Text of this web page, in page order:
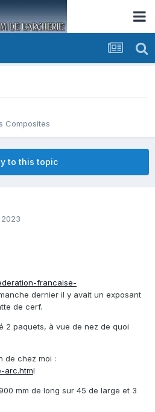
Composites
to this topic
2023
francaise-
dernier il y avait un exposant
de cerf.
2 paquets, à vue de nez de quoi
de chez moi :
arc.html
mm de long sur 45 de large et 3